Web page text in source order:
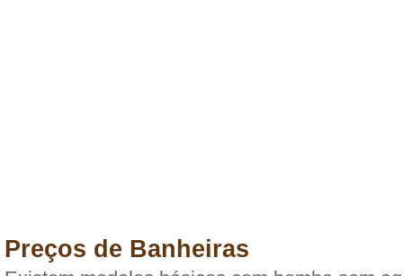
Preços de Banheiras